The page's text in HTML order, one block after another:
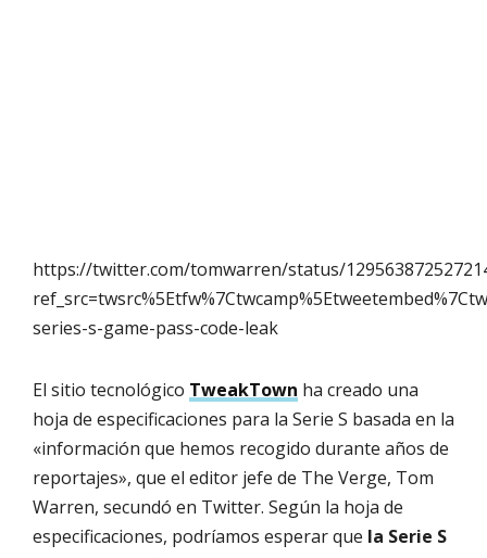
https://twitter.com/tomwarren/status/
series-s-game-pass-code-leak
El sitio tecnológico TweakTown ha creado una
hoja de especificaciones para la Serie S basada en la
«información que hemos recogido durante años de
reportajes», que el editor jefe de The Verge, Tom
Warren, secundó en Twitter. Según la hoja de
especificaciones, podríamos esperar que la Serie S